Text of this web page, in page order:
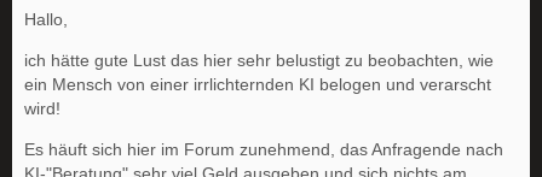
Hallo,
ich hätte gute Lust das hier sehr belustigt zu beobachten, wie
ein Mensch von einer irrlichternden KI belogen und verarscht
wird!
Es häuft sich hier im Forum zunehmend, das Anfragende nach